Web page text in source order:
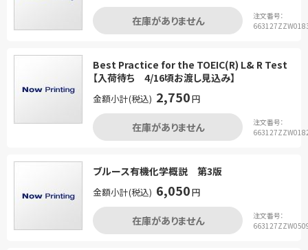
在庫がありません
注文番号：
Best Practice for the TOEIC(R) L& R Test
【入荷待ち 4/16頃お渡し見込み】
金額小計(税込) 2,750円
在庫がありません
注文番号：
ブルース有機化学概説 第3版
金額小計(税込) 6,050円
在庫がありません
注文番号：